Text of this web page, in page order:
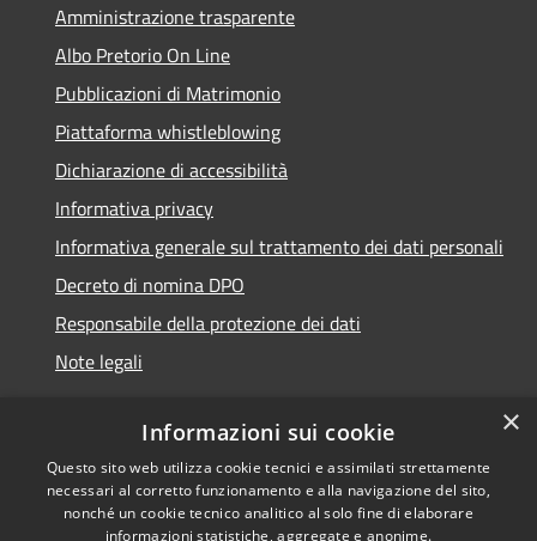
Amministrazione trasparente
Albo Pretorio On Line
Pubblicazioni di Matrimonio
Piattaforma whistleblowing
Dichiarazione di accessibilità
Informativa privacy
Informativa generale sul trattamento dei dati personali
Decreto di nomina DPO
Responsabile della protezione dei dati
Note legali
RSS
Accessibilità
© 2021 - 2026 Comune di
Chiavari -Area Riservata
×
Informazioni sui cookie
Questo sito web utilizza cookie tecnici e assimilati strettamente
necessari al corretto funzionamento e alla navigazione del sito,
nonché un cookie tecnico analitico al solo fine di elaborare
informazioni statistiche, aggregate e anonime.